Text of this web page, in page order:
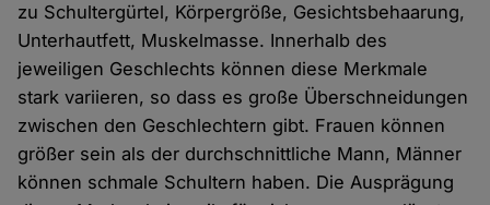
zu Schultergürtel, Körpergröße, Gesichtsbehaarung,
Unterhautfett, Muskelmasse. Innerhalb des
jeweiligen Geschlechts können diese Merkmale
stark variieren, so dass es große Überschneidungen
zwischen den Geschlechtern gibt. Frauen können
größer sein als der durchschnittliche Mann, Männer
können schmale Schultern haben. Die Ausprägung